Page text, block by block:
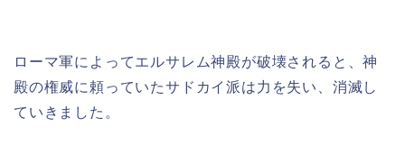
ローマ軍によってエルサレム神殿が破壊されると、神
殿の権威に頼っていたサドカイ派は力を失い、 消滅し
ていきました。